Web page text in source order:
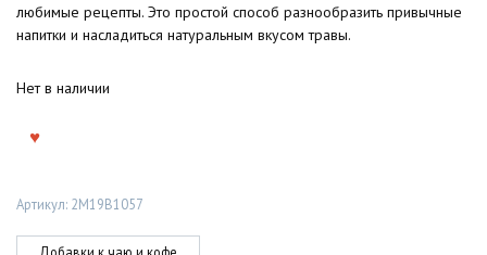
любимые рецепты. Это простой способ разнообразить привычные
напитки и насладиться натуральным вкусом травы.
Нет в наличии
Артикул: 2M19B1057